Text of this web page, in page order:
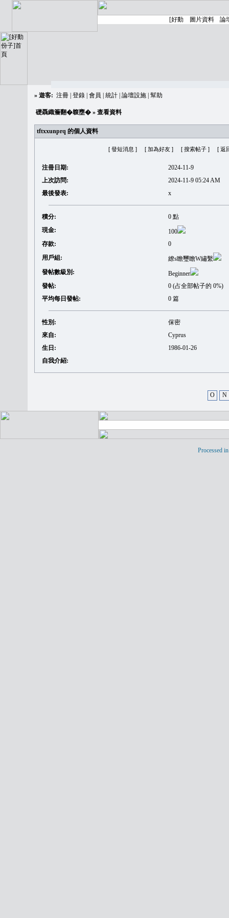
» 遊客: 注冊 登錄 會員 統計 論壇設施 幫助
礎聶織簷翻�䪖壅� » 查看資料
tftxxunprq 的個人資料
[ 發短消息 ] [ 加為好友 ] [ 搜索帖子 ] [ 返
注冊日期:
2024-11-9
上次訪問:
2024-11-9 05:24 AM
最後發表:
x
積分:
0 點
現金:
100
存款:
0
用戶組:
繚s瞻璽瞻W繡繫
發帖數級別:
Beginner
發帖:
0 (占全部帖子的 0%)
平均每日發帖:
0 篇
性別:
保密
來自:
Cyprus
生日:
1986-01-26
自我介紹:
O N
Processed